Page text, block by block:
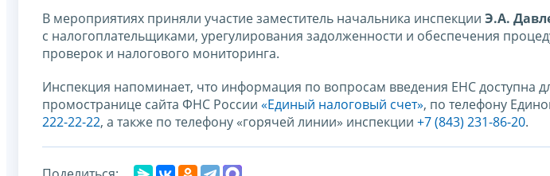
В мероприятиях приняли участие заместитель начальника инспекции Э.А.
с налогоплательщиками, урегулирования задолженности и обеспечения
проверок и налогового мониторинга.
Инспекция напоминает, что информация по вопросам введения ЕНС доступна
промостранице сайта ФНС России «Единый налоговый счет», по телефону
222-22-22, а также по телефону «горячей линии» инспекции +7 (843) 231-86-20.